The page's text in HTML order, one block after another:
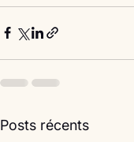
Posts récents